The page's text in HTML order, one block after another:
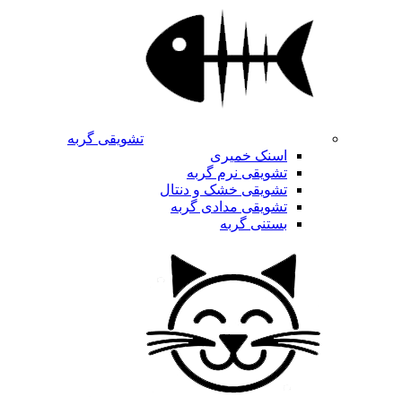
تشویقی گربه
اسنک خمیری
تشویقی نرم گربه
تشویقی خشک و دنتال
تشویقی مدادی گربه
بستنی گربه